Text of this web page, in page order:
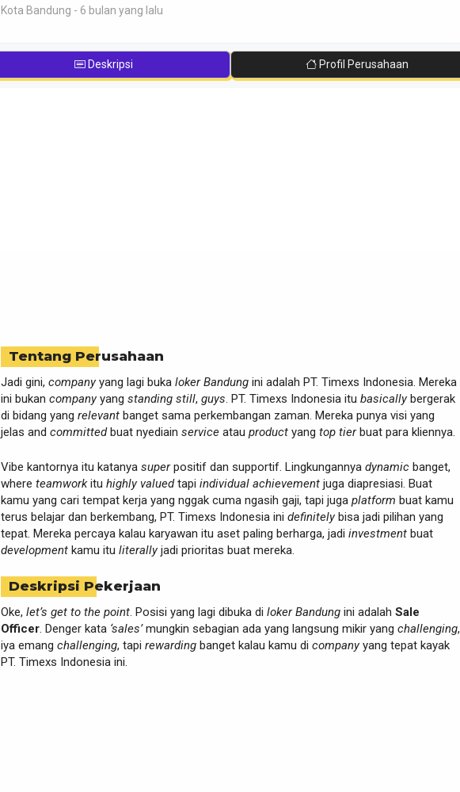
Kota Bandung - 6 bulan yang lalu
Deskripsi Profil Perusahaan
Tentang Perusahaan
Jadi gini, companyyang lagi buka loker Bandung ini adalah PT. Timexs Indonesia. Mereka
ini bukan companyyang standing still, guys. PT. Timexs Indonesia itu basicallybergerak
di bidang yang relevant banget sama perkembangan zaman. Mereka punya visi yang
jelas and committedbuat nyediain service atau product yang top tierbuat para kliennya.
Vibe kantornya itu katanya superpositif dan supportif. Lingkungannya dynamic banget,
where teamworkitu highly valuedtapi individual achievement juga diapresiasi. Buat
kamu yang cari tempat kerja yang nggak cuma ngasih gaji, tapi juga platform buat kamu
terus belajar dan berkembang, PT. Timexs Indonesia ini definitelybisa jadi pilihan yang
tepat. Mereka percaya kalau karyawan itu aset paling berharga, jadi investment buat
development kamu itu literallyjadi prioritas buat mereka.
Deskripsi Pekerjaan
Oke, let’s get to the point. Posisi yang lagi dibuka di loker Bandung ini adalah Sale
Officer. Denger kata ‘sales’mungkin sebagian ada yang langsung mikir yang challenging,
iya emang challenging, tapi rewarding banget kalau kamu di companyyang tepat kayak
PT. Timexs Indonesia ini.